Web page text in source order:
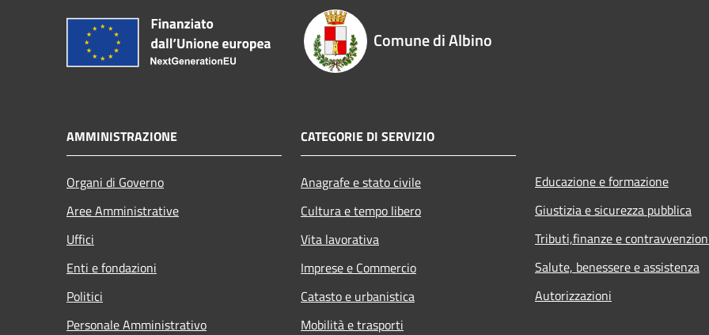
Comune di Albino
AMMINISTRAZIONE
Organi di Governo
Aree Amministrative
Uffici
Enti e fondazioni
Politici
Personale Amministrativo
CATEGORIE DI SERVIZIO
Anagrafe e stato civile
Cultura e tempo libero
Vita lavorativa
Imprese e Commercio
Catasto e urbanistica
Mobilità e trasporti
Educazione e formazione
Giustizia e sicurezza pubblica
Tributi,finanze e
Salute, benessere e assistenza
Autorizzazioni